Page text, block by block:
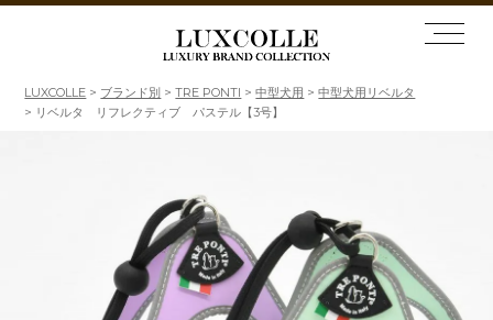
LUXCOLLE ブランド別 TRE PONTI 中型犬用
中型犬用リベルタ
リベルタ リフレクティブ パステル【3号】